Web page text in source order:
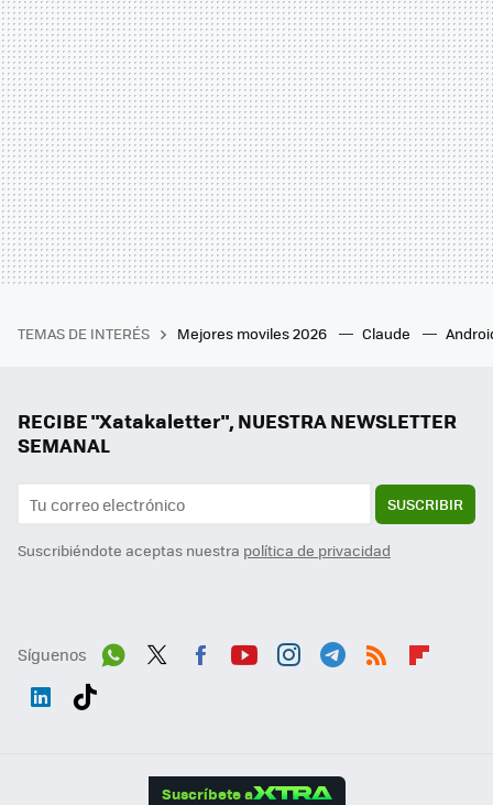
TEMAS DE INTERÉS Mejores moviles 2026 Claude
RECIBE "Xatakaletter", NUESTRA NEWSLETTER
SEMANAL
SUSCRIBIR
Suscribiéndote aceptas nuestra política de privacidad
Síguenos
Suscríbete a